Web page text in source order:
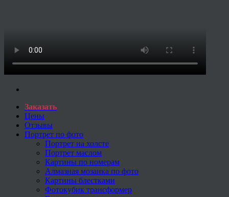
Заказать
Цены
Отзывы
Портрет по фото
Портрет на холсте
Портрет маслом
Картины по номерам
Алмазная мозаика по фото
Картины блестками
Фотокубик трансформер